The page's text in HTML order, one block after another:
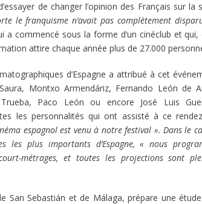
de changer l’opinion des Français sur la
le franquisme n’avait pas complètement
a commencé sous la forme d’un cinéclub et qui,
attire chaque année plus de 27.000
d’Espagne a attribué à cet
Montxo Armendáriz, Fernando León de
Paco León ou encore José Luis
les personnalités qui ont assisté à ce
espagnol est venu à notre festival ». Dans le
les plus importants d’Espagne, « nous
métrages, et toutes les projections sont
San Sebastián et de Málaga, prépare une